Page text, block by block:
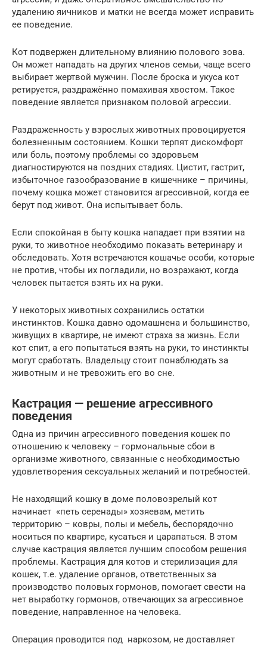
удалению яичников и матки не всегда может исправить
ее поведение.
Кот подвержен длительному влиянию полового зова.
Он может нападать на других членов семьи, чаще всего
выбирает жертвой мужчин. После броска и укуса кот
ретируется, раздражённо помахивая хвостом. Такое
поведение является признаком половой агрессии.
Раздраженность у взрослых животных провоцируется
болезненным состоянием. Кошки терпят дискомфорт
или боль, поэтому проблемы со здоровьем
диагностируются на поздних стадиях. Цистит, гастрит,
избыточное газообразование в кишечнике – причины,
почему кошка может становится агрессивной, когда ее
берут под живот. Она испытывает боль.
Если спокойная в быту кошка нападает при взятии на
руки, то животное необходимо показать ветеринару и
обследовать. Хотя встречаются кошачье особи, которые
не против, чтобы их погладили, но возражают, когда
человек пытается взять их на руки.
У некоторых животных сохранились остатки
инстинктов. Кошка давно одомашнена и большинство,
живущих в квартире, не имеют страха за жизнь. Если
кот спит, а его попытаться взять на руки, то инстинкты
могут сработать. Владельцу стоит понаблюдать за
животным и не тревожить его во сне.
Кастрация — решение агрессивного
поведения
Одна из причин агрессивного поведения кошек по
отношению к человеку – гормональные сбои в
организме животного, связанные с необходимостью
удовлетворения сексуальных желаний и потребностей.
Не находящий кошку в доме половозрелый кот
начинает «петь серенады» хозяевам, метить
территорию – ковры, полы и мебель, беспорядочно
носиться по квартире, кусаться и царапаться. В этом
случае кастрация является лучшим способом решения
проблемы. Кастрация для котов и стерилизация для
кошек, т.е. удаление органов, ответственных за
производство половых гормонов, помогает свести на
нет выработку гормонов, отвечающих за агрессивное
поведение, направленное на человека.
Операция проводится под наркозом, не доставляет